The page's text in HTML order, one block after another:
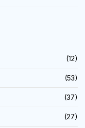
(12)
(53)
(37)
(27)